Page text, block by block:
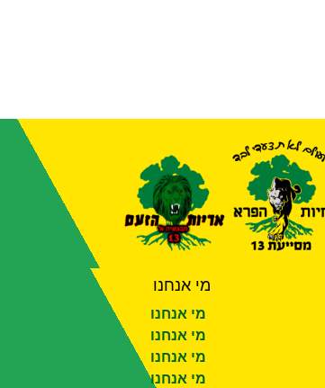
מי אנחנו
מי אנחנו
מי אנחנו
מי אנחנו
מי אנחנו